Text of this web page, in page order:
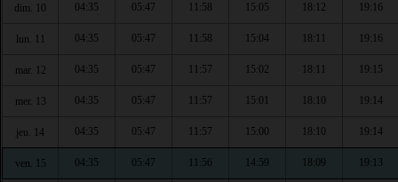
dim. 10 04:35 05:47 11:58 15:05 18:12 19:16
lun. 11 04:35 05:47 11:58 15:04 18:11 19:16
mar. 12 04:35 05:47 11:57 15:02 18:11 19:15
mer. 13 04:35 05:47 11:57 15:01 18:10 19:14
jeu. 14 04:35 05:47 11:57 15:00 18:10 19:14
ven. 15 04:35 05:47 11:56 14:59 18:09 19:13